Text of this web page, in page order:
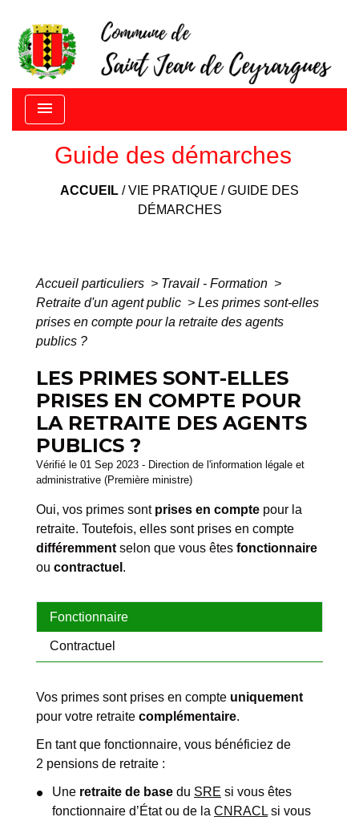
menu
Guide des démarches
ACCUEIL /VIE PRATIQUE /GUIDE DES
DÉMARCHES
Accueil particuliers > Travail - Formation >
Retraite d'un agent public > Les primes sont-elles
prises en compte pour la retraite des agents
publics ?
LES PRIMES SONT-ELLES
PRISES EN COMPTE POUR
LA RETRAITE DES AGENTS
PUBLICS ?
Vérifié le 01 Sep 2023 - Direction de l'information légale et
administrative (Première ministre)
Oui, vos primes sont prises en compte pour la
retraite. Toutefois, elles sont prises en compte
différemment selon que vous êtes fonctionnaire
ou contractuel .
Fonctionnaire
Contractuel
Vos primes sont prises en compte uniquement
pour votre retraite complémentaire.
En tant que fonctionnaire, vous bénéficiez de
2 pensions de retraite :
Une retraite de base du SRE si vous êtes
fonctionnaire d’État ou de la CNRACL si vous